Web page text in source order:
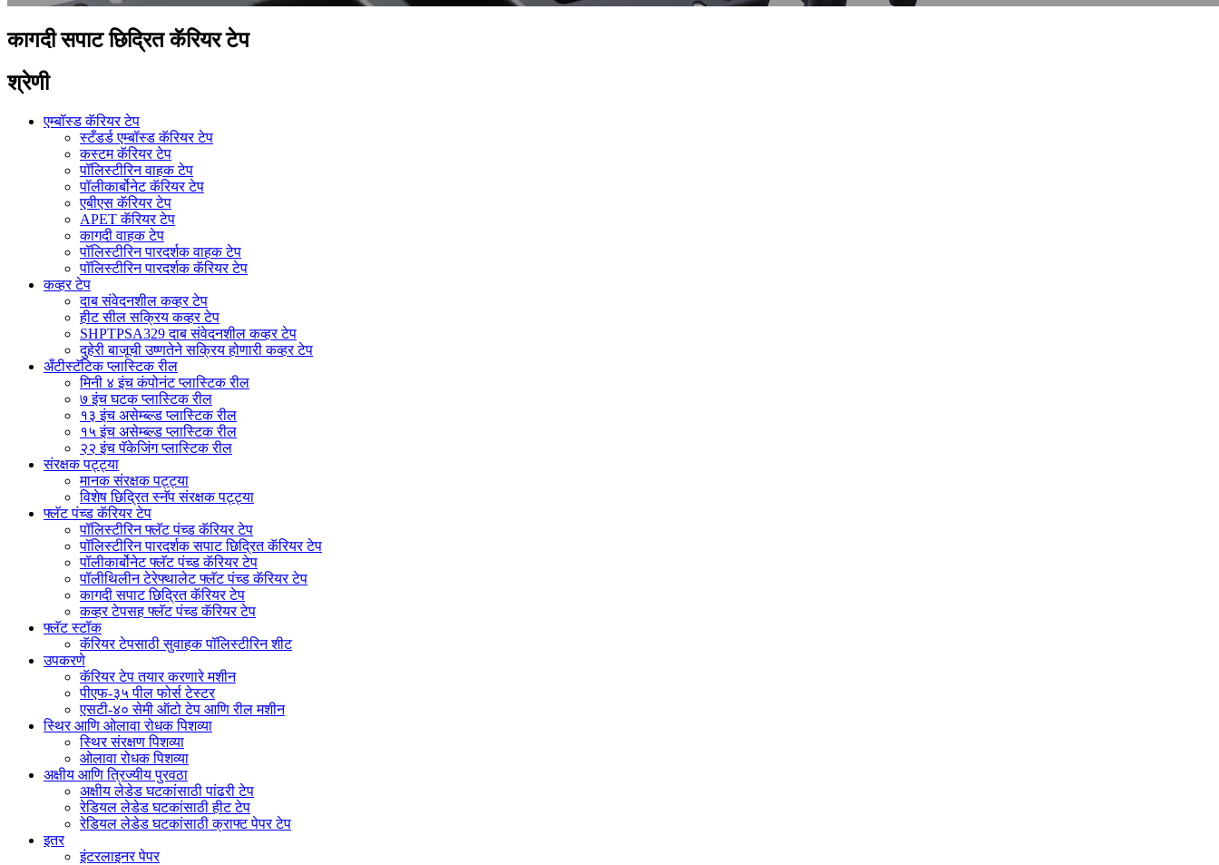
कागदी सपाट छिद्रित कॅरियर टेप
श्रेणी
एम्बॉस्ड कॅरियर टेप
स्टँडर्ड एम्बॉस्ड कॅरियर टेप
कस्टम कॅरियर टेप
पॉलिस्टीरिन वाहक टेप
पॉलीकार्बोनेट कॅरियर टेप
एबीएस कॅरियर टेप
APET कॅरियर टेप
कागदी वाहक टेप
पॉलिस्टीरिन पारदर्शक वाहक टेप
पॉलिस्टीरिन पारदर्शक कॅरियर टेप
कव्हर टेप
दाब संवेदनशील कव्हर टेप
हीट सील सक्रिय कव्हर टेप
SHPTPSA329 दाब संवेदनशील कव्हर टेप
दुहेरी बाजूची उष्णतेने सक्रिय होणारी कव्हर टेप
अँटीस्टॅटिक प्लास्टिक रील
मिनी ४ इंच कंपोनंट प्लास्टिक रील
७ इंच घटक प्लास्टिक रील
१३ इंच असेम्ब्ल्ड प्लास्टिक रील
१५ इंच असेम्ब्ल्ड प्लास्टिक रील
२२ इंच पॅकेजिंग प्लास्टिक रील
संरक्षक पट्ट्या
मानक संरक्षक पट्ट्या
विशेष छिद्रित स्नॅप संरक्षक पट्ट्या
फ्लॅट पंच्ड कॅरियर टेप
पॉलिस्टीरिन फ्लॅट पंच्ड कॅरियर टेप
पॉलिस्टीरिन पारदर्शक सपाट छिद्रित कॅरियर टेप
पॉलीकार्बोनेट फ्लॅट पंच्ड कॅरियर टेप
पॉलीथिलीन टेरेफ्थालेट फ्लॅट पंच्ड कॅरियर टेप
कागदी सपाट छिद्रित कॅरियर टेप
कव्हर टेपसह फ्लॅट पंच्ड कॅरियर टेप
फ्लॅट स्टॉक
कॅरियर टेपसाठी सुवाहक पॉलिस्टीरिन शीट
उपकरणे
कॅरियर टेप तयार करणारे मशीन
पीएफ-३५ पील फोर्स टेस्टर
एसटी-४० सेमी ऑटो टेप आणि रील मशीन
स्थिर आणि ओलावा रोधक पिशव्या
स्थिर संरक्षण पिशव्या
ओलावा रोधक पिशव्या
अक्षीय आणि त्रिज्यीय पुरवठा
अक्षीय लेडेड घटकांसाठी पांढरी टेप
रेडियल लेडेड घटकांसाठी हीट टेप
रेडियल लेडेड घटकांसाठी क्राफ्ट पेपर टेप
इतर
इंटरलाइनर पेपर